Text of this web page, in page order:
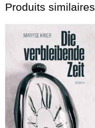
Produits similaires